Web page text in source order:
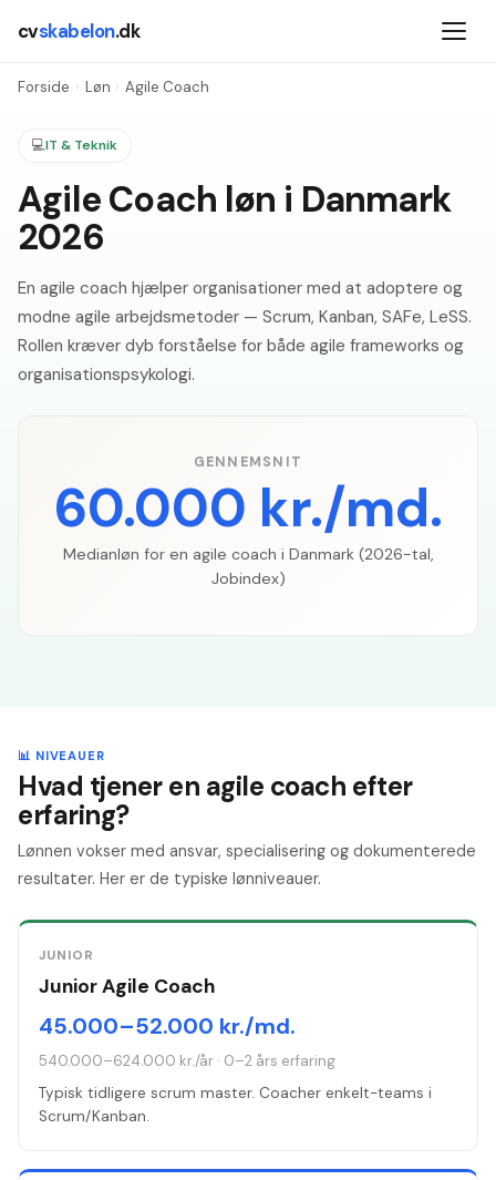
cvskabelon.dk
Forside › Løn › Agile Coach
💻IT & Teknik
Agile Coach løn i Danmark
2026
En agile coach hjælper organisationer med at adoptere og
modne agile arbejdsmetoder — Scrum, Kanban, SAFe, LeSS.
Rollen kræver dyb forståelse for både agile frameworks og
organisationspsykologi.
GENNEMSNIT
60.000 kr./md.
Medianløn for en agile coach i Danmark (2026-tal,
Jobindex)
📊 NIVEAUER
Hvad tjener en agile coach efter
erfaring?
Lønnen vokser med ansvar, specialisering og dokumenterede
resultater. Her er de typiske lønniveauer.
JUNIOR
Junior Agile Coach
45.000–52.000 kr./md.
540.000–624.000 kr./år · 0–2 års erfaring
Typisk tidligere scrum master. Coacher enkelt-teams i
Scrum/Kanban.